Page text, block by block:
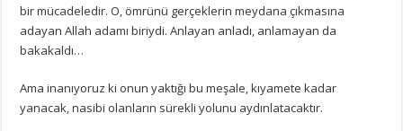
bir mücadeledir. O, ömrünü gerçeklerin meydana çıkmasına
adayan Allah adamı biriydi. Anlayan anladı, anlamayan da
bakakaldı…
Ama inanıyoruz ki onun yaktığı bu meşale, kıyamete kadar
yanacak, nasibi olanların sürekli yolunu aydınlatacaktır.